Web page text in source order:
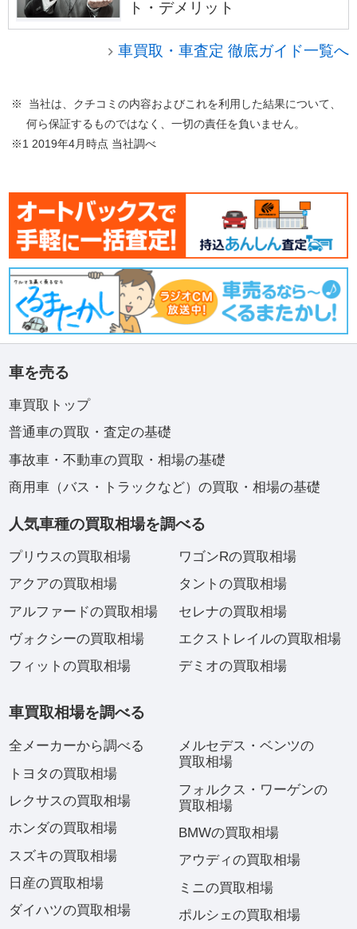
ト・デメリット
車買取・車査定 徹底ガイド一覧へ
※ 当社は、クチコミの内容およびこれを利用した結果について、
何ら保証するものではなく、一切の責任を負いません。
※1 2019年4月時点 当社調べ
車を売る
車買取トップ
普通車の買取・査定の基礎
事故車・不動車の買取・相場の基礎
商用車（バス・トラックなど）の買取・相場の基礎
人気車種の買取相場を調べる
プリウスの買取相場
アクアの買取相場
アルファードの買取相場
ヴォクシーの買取相場
フィットの買取相場
ワゴンRの買取相場
タントの買取相場
セレナの買取相場
エクストレイルの買取相場
デミオの買取相場
車買取相場を調べる
全メーカーから調べる
トヨタの買取相場
レクサスの買取相場
ホンダの買取相場
スズキの買取相場
日産の買取相場
ダイハツの買取相場
メルセデス・ベンツの
買取相場
フォルクス・ワーゲンの
買取相場
BMWの買取相場
アウディの買取相場
ミニの買取相場
ポルシェの買取相場